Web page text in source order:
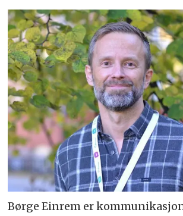
Børge Einrem er